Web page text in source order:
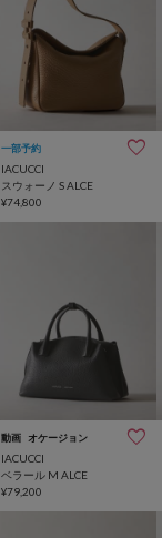
一部予約
IACUCCI
スウォーノ S ALCE
¥74,800
動画 オケージョン
IACUCCI
ベラール M ALCE
¥79,200